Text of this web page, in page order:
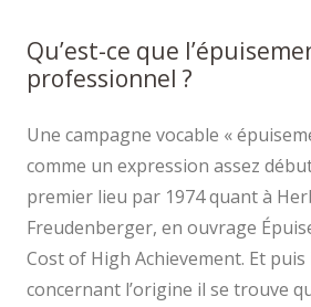
Qu’est-ce que
professionnel ?
Une campagne vocable «
comme un expression assez
premier lieu par 1974 quant à
Freudenberger, en ouvrage
Cost of High Achievement. Et
concernant l’origine il se trouve